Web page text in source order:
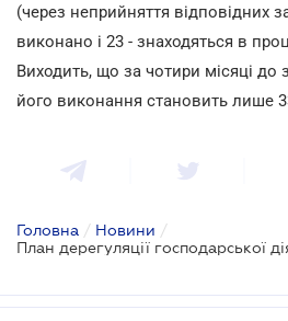
(через неприйняття відповідних
виконано і 23 - знаходяться в
Виходить, що за чотири місяці до
його виконання становить лише
Головна / Новини /